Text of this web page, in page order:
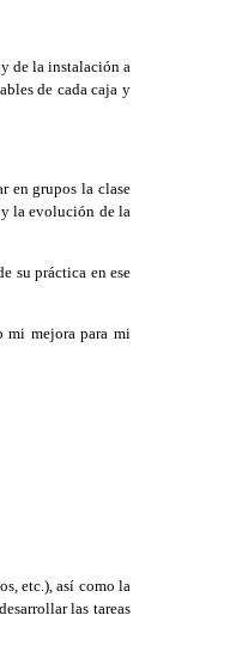
de la instalación a
de cada caja y
en grupos la clase
y la evolución de la
su práctica en ese
mi mejora para mi
etc.), así como la
las tareas